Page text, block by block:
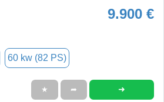
9.900 €
60 kw (82 PS)
★ ➦ ➜